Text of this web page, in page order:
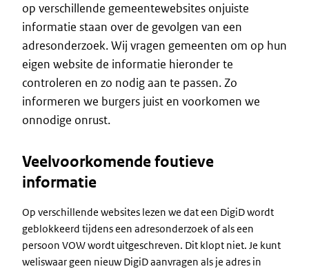
op verschillende gemeentewebsites onjuiste
informatie staan over de gevolgen van een
adresonderzoek. Wij vragen gemeenten om op hun
eigen website de informatie hieronder te
controleren en zo nodig aan te passen. Zo
informeren we burgers juist en voorkomen we
onnodige onrust.
Veelvoorkomende foutieve
informatie
Op verschillende websites lezen we dat een DigiD wordt
geblokkeerd tijdens een adresonderzoek of als een
persoon VOW wordt uitgeschreven. Dit klopt niet. Je kunt
weliswaar geen nieuw DigiD aanvragen als je adres in